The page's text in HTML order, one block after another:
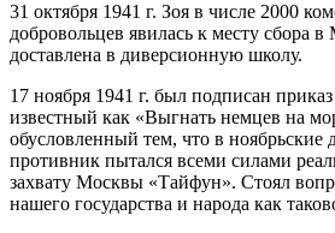
31 октября 1941 г. Зоя в числе 2000
добровольцев явилась к месту сбора
доставлена в диверсионную школу.
17 ноября 1941 г. был подписан
известный как «Выгнать немцев на
обусловленный тем, что в ноябрьские
противник пытался всеми силами
захвату Москвы «Тайфун». Стоял
нашего государства и народа как